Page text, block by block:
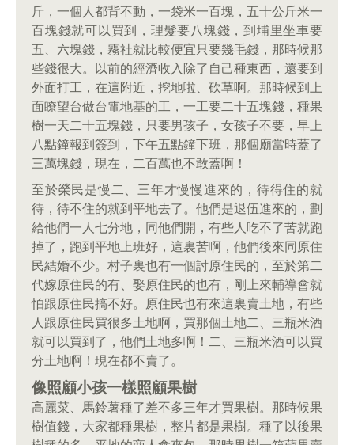
斤，一個人都背不動，一袋米一百塊，五十公斤米一
百塊錢就可以買到，理髮要八塊錢，到埔里坐車要
五、六塊錢，霧社就比較便宜只要幾毛錢，那時候那
些錢很大。以前的經濟收入除了自己種東西，還要到
外面打工，在這附近，挖地啦、砍草啊。那時候到上
面瞭望台做台電地基的工，一工要二十五塊錢，種果
樹一天二十五塊錢，只要男孩子，女孩子不要，早上
八點鐘報到簽到，下午五點鐘下班，那個廟當時蓋了
三萬塊錢，現在，二百萬也不敢蓋啊！
至於榮民是慢二、三年才慢慢進來的，待得住的就
待，待不住的就到平地去了。他們是退伍進來的，劃
給他們一人七分地，同他們開，有些人吃不了苦就跑
掉了，跑到平地上班好，這裏苦啊，他們後來同原住
民結婚不少。村子裏也有一個討原住民的，至於第二
代嫁原住民的有、娶原住民的也有，剛上來輔導會就
怕跟原住民搞不好。原住民也有來這裏賣土地，有些
人跟原住民買很多土地啊，買那個土地二、三瓶米酒
就可以買到了，他們土地多啊！二、三瓶米酒可以買
分土地啊！現在都不賣了。
像照顧小孩一樣照顧果樹
高麗菜、馬鈴薯種了差不多三年才買果樹。那時候果
樹值錢，大家都種果樹，整片都是果樹。種了以後果